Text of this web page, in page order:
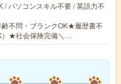
/ パソコンスキル不要 / 英語力不
不問・ブランクOK★履歴書不
）★社会保険完備＼…